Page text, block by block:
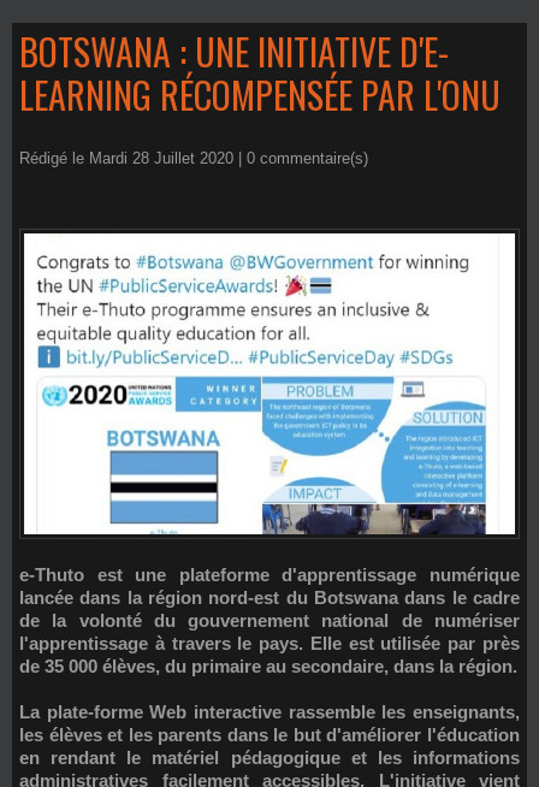
BOTSWANA : UNE INITIATIVE D'E-
LEARNING RÉCOMPENSÉE PAR L'ONU
Rédigé le Mardi 28 Juillet 2020 | 0 commentaire(s)
e-Thuto est une plateforme d'apprentissage numérique
lancée dans la région nord-est du Botswana dans le cadre
de la volonté du gouvernement national de numériser
l'apprentissage à travers le pays. Elle est utilisée par près
de 35 000 élèves, du primaire au secondaire, dans la région.
La plate-forme Web interactive rassemble les enseignants,
les élèves et les parents dans le but d'améliorer l'éducation
en rendant le matériel pédagogique et les informations
administratives facilement accessibles. L'initiative vient